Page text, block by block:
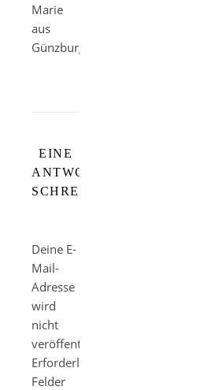
Marie
aus
Günzburg
EINE
ANTWORT
SCHREIBEN
Deine E-
Mail-
Adresse
wird
nicht
veröffentlicht.
Erforderliche
Felder